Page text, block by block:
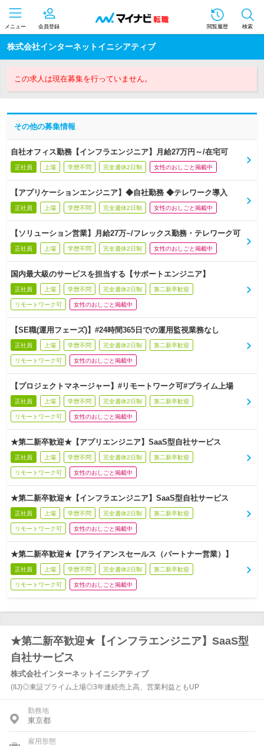
メニュー 会員登録 閲覧履歴 検索
株式会社インターネットイニシアティブ
この求人は現在募集を行っていません。
その他の募集情報
自社オフィス勤務【インフラエンジニア】月給27万円～/在宅可
正社員 上場 学歴不問 完全週休2日制 女性のおしごと掲載中
【アプリケーションエンジニア】◆自社勤務 ◆テレワーク導入
正社員 上場 学歴不問 完全週休2日制 女性のおしごと掲載中
【ソリューション営業】月給27万~/フレックス勤務・テレワーク可
正社員 上場 学歴不問 完全週休2日制 女性のおしごと掲載中
国内最大級のサービスを担当する【サポートエンジニア】
正社員 上場 学歴不問 完全週休2日制 第二新卒歓迎
リモートワーク可 女性のおしごと掲載中
【SE職(運用フェーズ)】#24時間365日での運用監視業務なし
正社員 上場 学歴不問 完全週休2日制 第二新卒歓迎
リモートワーク可 女性のおしごと掲載中
【プロジェクトマネージャー】#リモートワーク可#プライム上場
正社員 上場 学歴不問 完全週休2日制 第二新卒歓迎
リモートワーク可 女性のおしごと掲載中
★第二新卒歓迎★【アプリエンジニア】SaaS型自社サービス
正社員 上場 学歴不問 完全週休2日制 第二新卒歓迎
リモートワーク可 女性のおしごと掲載中
★第二新卒歓迎★【インフラエンジニア】SaaS型自社サービス
正社員 上場 学歴不問 完全週休2日制 第二新卒歓迎
リモートワーク可 女性のおしごと掲載中
★第二新卒歓迎★【アライアンスセールス（パートナー営業）】
正社員 上場 学歴不問 完全週休2日制 第二新卒歓迎
リモートワーク可 女性のおしごと掲載中
★第二新卒歓迎★【インフラエンジニア】SaaS型
自社サービス
株式会社インターネットイニシアティブ
(IIJ)◎東証プライム上場◎3年連続売上高、営業利益ともUP
勤務地
東京都
雇用形態